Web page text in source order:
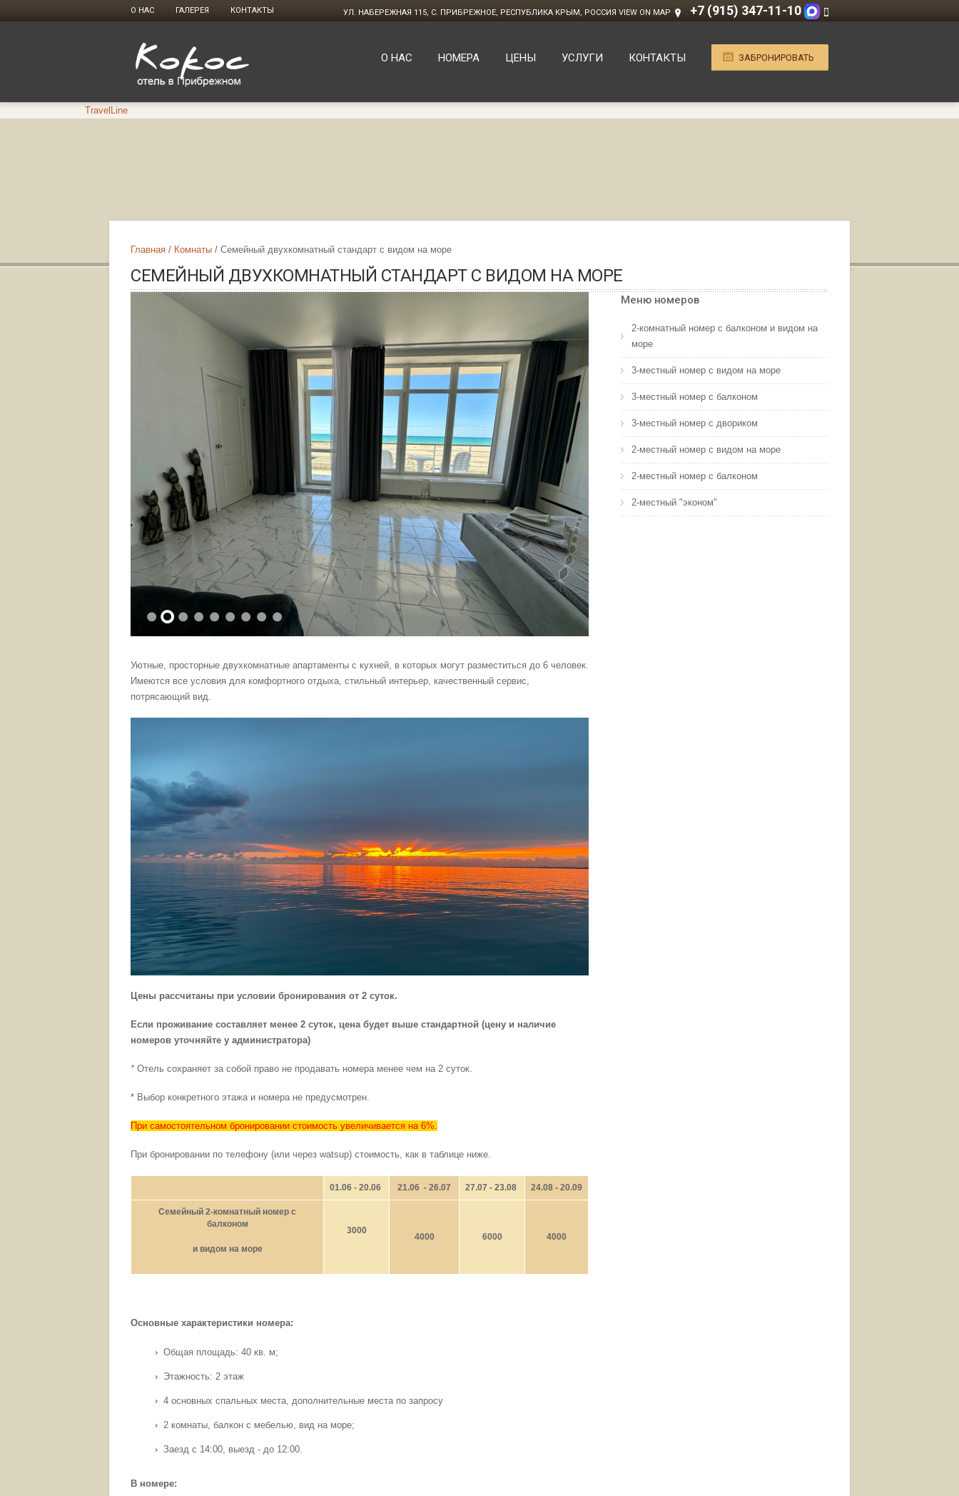
О НАС ГАЛЕРЕЯ КОНТАКТЫ УЛ. НАБЕРЕЖНАЯ 115, С. ПРИБРЕЖНОЕ, РЕСПУБЛИКА КРЫМ, РОССИЯ VIEW ON MAP +7 (915) 347-11-10
ЗАБРОНИРОВАТЬ
О НАС НОМЕРА ЦЕНЫ УСЛУГИ КОНТАКТЫ
TravelLine
Главная Комнаты Семейный двухкомнатный стандарт с видом на море
СЕМЕЙНЫЙ ДВУХКОМНАТНЫЙ СТАНДАРТ С ВИДОМ НА МОРЕ
Уютные, просторные двухкомнатные апартаменты с кухней, в которых могут разместиться до 6 человек.
Имеются все условия для комфортного отдыха, стильный интерьер, качественный сервис,
потрясающий вид.
Цены рассчитаны при условии бронирования от 2 суток.
Если проживание составляет менее 2 суток, цена будет выше стандартной (цену и наличие
номеров уточняйте у администратора)
* Отель сохраняет за собой право не продавать номера менее чем на 2 суток.
* Выбор конкретного этажа и номера не предусмотрен.
При самостоятельном бронировании стоимость увеличивается на 6%.
При бронировании по телефону (или через watsup) стоимость, как в таблице ниже.
01.06 - 20.06 21.06 - 26.07 27.07 - 23.08 24.08 - 20.09
Семейный 2-комнатный номер с
балконом
и видом на море
3000
4000 6000 4000
Основные характеристики номера:
Общая площадь: 40 кв. м;
Этажность: 2 этаж
4 основных спальных места, дополнительные места по запросу
2 комнаты, балкон с мебелью, вид на море;
Заезд с 14:00, выезд - до 12:00.
В номере:
Меню номеров
2-комнатный номер с балконом и видом на
море
3-местный номер с видом на море
3-местный номер с балконом
3-местный номер с двориком
2-местный номер с видом на море
2-местный номер с балконом
2-местный "эконом"